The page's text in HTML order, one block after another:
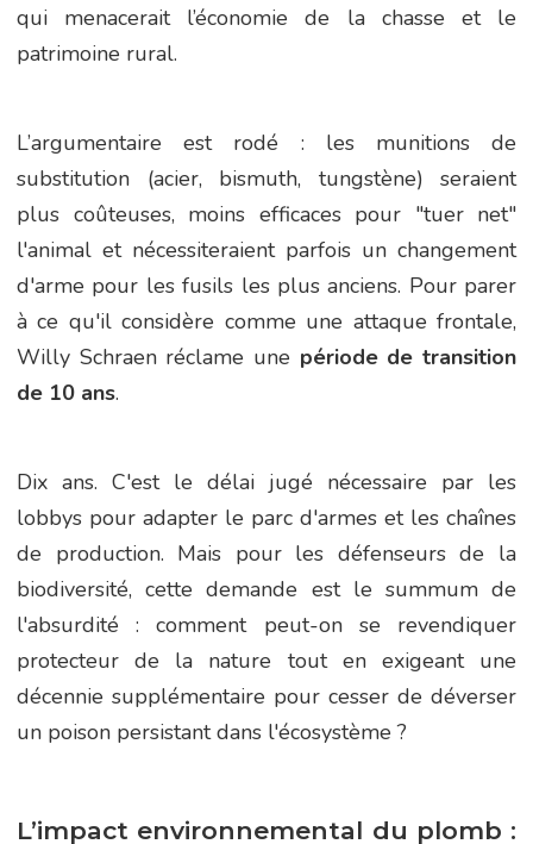
qui menacerait l’économie de la chasse et le
patrimoine rural.
L’argumentaire est rodé : les munitions de
substitution (acier, bismuth, tungstène) seraient
plus coûteuses, moins efficaces pour "tuer net"
l'animal et nécessiteraient parfois un changement
d'arme pour les fusils les plus anciens. Pour parer
à ce qu'il considère comme une attaque frontale,
Willy Schraen réclame une période de transition
de 10 ans.
Dix ans. C'est le délai jugé nécessaire par les
lobbys pour adapter le parc d'armes et les chaînes
de production. Mais pour les défenseurs de la
biodiversité, cette demande est le summum de
l'absurdité : comment peut-on se revendiquer
protecteur de la nature tout en exigeant une
décennie supplémentaire pour cesser de déverser
un poison persistant dans l'écosystème ?
L’impact environnemental du plomb :